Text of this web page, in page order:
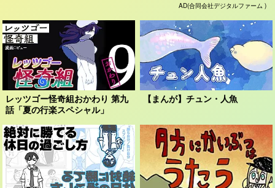
AD(合同会社デジタルファーム )
レッツゴー怪奇組おかわり 第九
話「夏の行楽スペシャル」
【まんが】チュン・人魚